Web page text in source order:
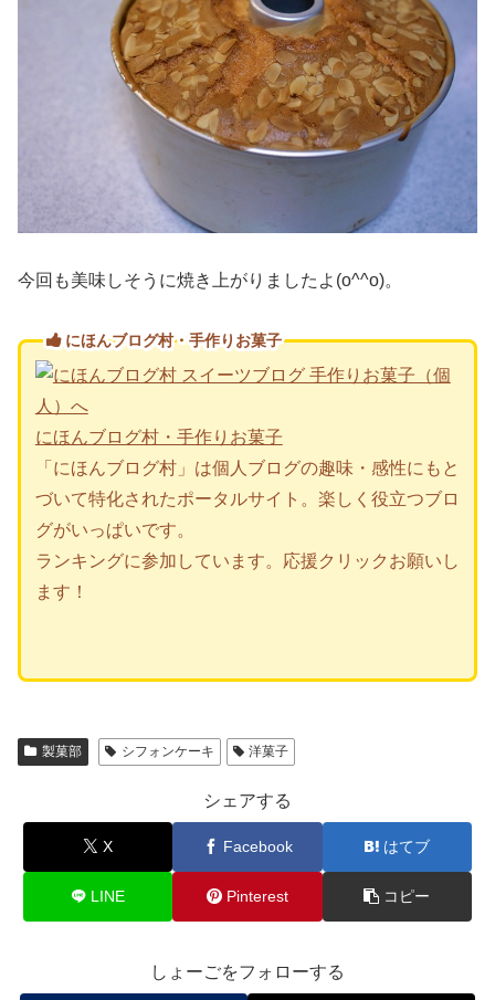
今回も美味しそうに焼き上がりましたよ(o^^o)。
にほんブログ村・手作りお菓子
にほんブログ村・手作りお菓子
「にほんブログ村」は個人ブログの趣味・感性にもと
づいて特化されたポータルサイト。楽しく役立つブロ
グがいっぱいです。
ランキングに参加しています。応援クリックお願いし
ます！
製菓部 シフォンケーキ 洋菓子
シェアする
X Facebook はてブ
LINE Pinterest コピー
しょーごをフォローする